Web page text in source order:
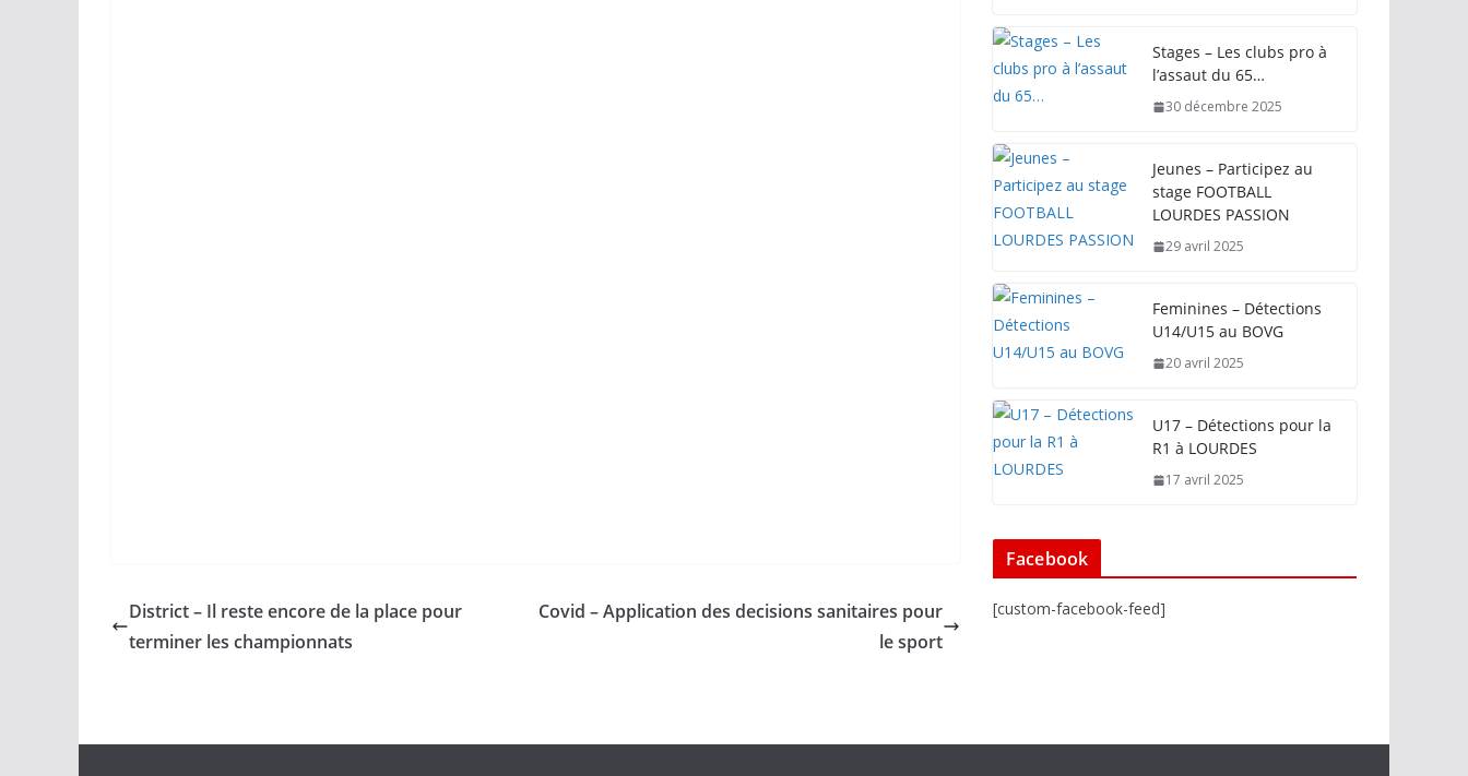
District – Il reste encore de la place pour
terminer les championnats
Covid – Application des decisions sanitaires pour
le sport
Stages – Les clubs pro à
l’assaut du 65…
30 décembre 2025
Jeunes – Participez au
stage FOOTBALL
LOURDES PASSION
29 avril 2025
Feminines – Détections
U14/U15 au BOVG
20 avril 2025
U17 – Détections pour la
R1 à LOURDES
17 avril 2025
Facebook
[custom-facebook-feed]